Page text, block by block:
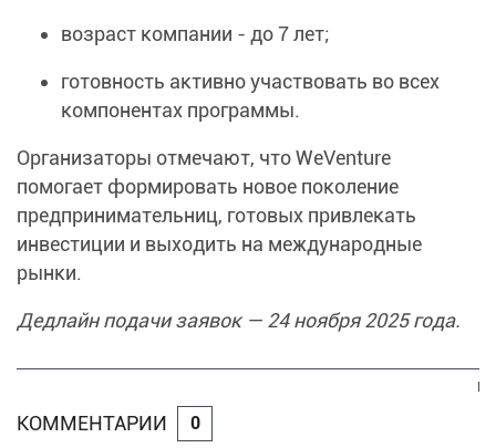
возраст компании - до 7 лет;
готовность активно участвовать во всех
компонентах программы.
Организаторы отмечают, что WeVenture
помогает формировать новое поколение
предпринимательниц, готовых привлекать
инвестиции и выходить на международные
рынки.
Дедлайн подачи заявок — 24 ноября 2025 года.
КОММЕНТАРИИ 0